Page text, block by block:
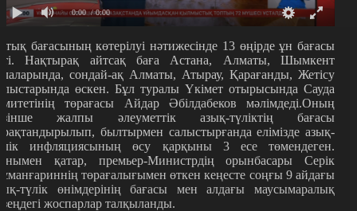
0:00 / 0:00
бағасының көтерілуі нәтижесінде 13 өңірде ұн бағасы
Нақтырақ айтсақ баға Астана, Алматы, Шымкент
сондай-ақ Алматы, Атырау, Қарағанды, Жетісу
өскен. Бұл туралы Үкімет отырысында Сауда
төрағасы Айдар Әбілдабеков мәлімдеді.Оның
жалпы әлеуметтік азық-түліктің бағасы
былтырмен салыстырғанда елімізде азық-
инфляциясының өсу қарқыны 3 есе төмендеген.
қатар, премьер-Министрдің орынбасары Серік
төрағалығымен өткен кеңесте соңғы 9 айдағы
түлік өнімдерінің бағасы мен алдағы маусымаралық
жоспарлар талқыланды.